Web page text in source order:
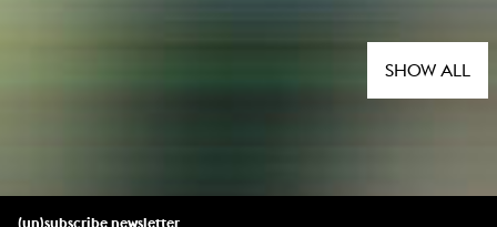
SHOW ALL
(un)subscribe newsletter